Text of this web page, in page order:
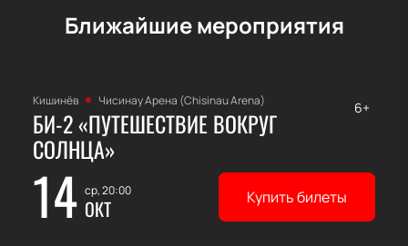
Ближайшие мероприятия
Кишинёв Чисинау Арена (Chisinau Arena)
БИ-2 «ПУТЕШЕСТВИЕ ВОКРУГ
СОЛНЦА»
14 ср, 20:00
ОКТ
6+
Купить билеты